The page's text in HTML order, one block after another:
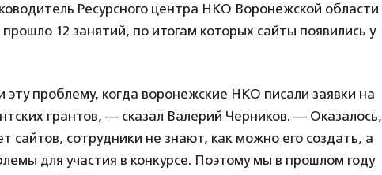
Ресурсного центра НКО Воронежской области
прошло 12 занятий, по итогам которых сайты появились у
проблему, когда воронежские НКО писали заявки на
грантов, — сказал Валерий Черников. — Оказалось,
сайтов, сотрудники не знают, как можно его создать, а
для участия в конкурсе. Поэтому мы в прошлом году